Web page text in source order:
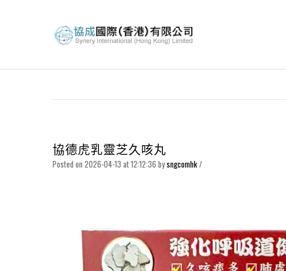
協德虎乳靈芝久咳丸
Posted on 2026-04-13 at 12:12:36 bysngcomhk/